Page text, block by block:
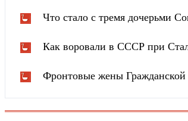
Что стало с тремя дочерьми
Как воровали в СССР при
Фронтовые жены